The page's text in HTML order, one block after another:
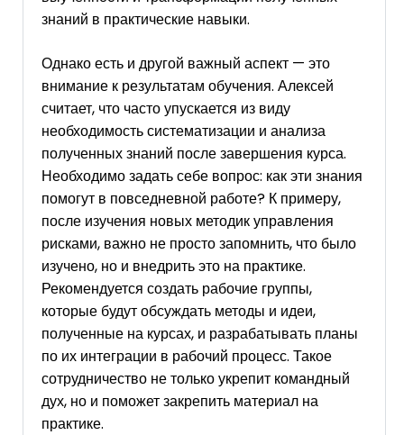
знаний в практические навыки.
Однако есть и другой важный аспект — это
внимание к результатам обучения. Алексей
считает, что часто упускается из виду
необходимость систематизации и анализа
полученных знаний после завершения курса.
Необходимо задать себе вопрос: как эти знания
помогут в повседневной работе? К примеру,
после изучения новых методик управления
рисками, важно не просто запомнить, что было
изучено, но и внедрить это на практике.
Рекомендуется создать рабочие группы,
которые будут обсуждать методы и идеи,
полученные на курсах, и разрабатывать планы
по их интеграции в рабочий процесс. Такое
сотрудничество не только укрепит командный
дух, но и поможет закрепить материал на
практике.